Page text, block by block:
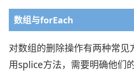
数组与forEach
对数组的删除操作有两种常
用splice方法，需要明确他们的